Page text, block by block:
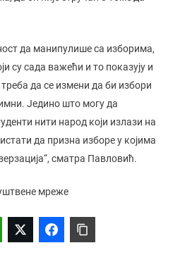
да манипулише са изборима,
су сада важећи и то показују и
да се измени да би избори
Једино што могу да
нити народ који излази на
да призна изборе у којима
сматра Павловић.
мреже